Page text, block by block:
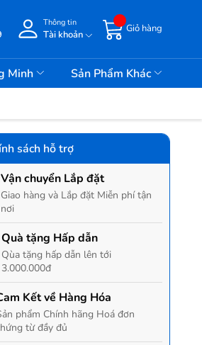
Thông tin
Tài khoản
Giỏ hàng
Minh Sản Phẩm Khác
sách hỗ trợ
Vận chuyển Lắp đặt
Giao hàng và Lắp đặt Miễn phí tận
nơi
Quà tặng Hấp dẫn
Qùa tặng hấp dẫn lên tới
3.000.000đ
Kết về Hàng Hóa
phẩm Chính hãng Hoá đơn
từ đầy đủ